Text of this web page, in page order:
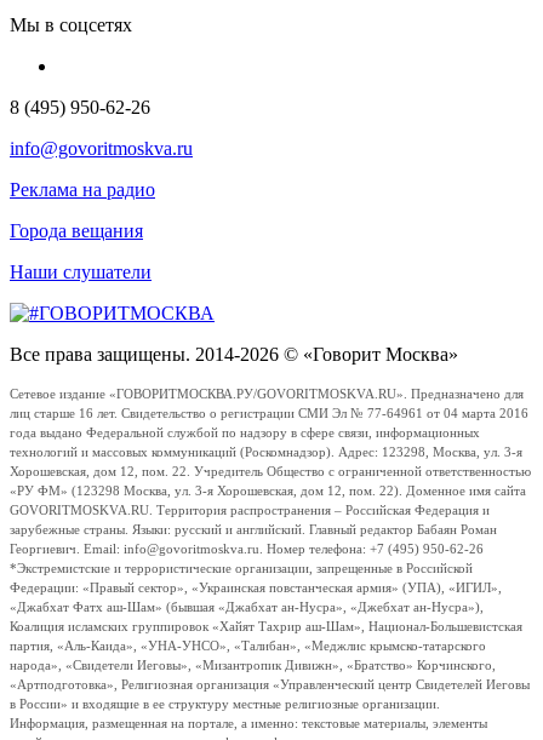
Мы в соцсетях
8 (495) 950-62-26
info@govoritmoskva.ru
Реклама на радио
Города вещания
Наши слушатели
Все права защищены. 2014-2026 © «Говорит Москва»
Сетевое издание «ГОВОРИТМОСКВА.РУ/GOVORITMOSKVA.RU». Предназначено для
лиц старше 16 лет. Свидетельство о регистрации СМИ Эл № 77-64961 от 04 марта 2016
года выдано Федеральной службой по надзору в сфере связи, информационных
технологий и массовых коммуникаций (Роскомнадзор). Адрес: 123298, Москва, ул. 3-я
Хорошевская, дом 12, пом. 22. Учредитель Общество с ограниченной ответственностью
«РУ ФМ» (123298 Москва, ул. 3-я Хорошевская, дом 12, пом. 22). Доменное имя сайта
GOVORITMOSKVA.RU. Территория распространения – Российская Федерация и
зарубежные страны. Языки: русский и английский. Главный редактор Бабаян Роман
Георгиевич. Email: info@govoritmoskva.ru. Номер телефона: +7 (495) 950-62-26
*Экстремистские и террористические организации, запрещенные в Российской
Федерации: «Правый сектор», «Украинская повстанческая армия» (УПА), «ИГИЛ»,
«Джабхат Фатх аш-Шам» (бывшая «Джабхат ан-Нусра», «Джебхат ан-Нусра»),
Коалиция исламских группировок «Хайят Тахрир аш-Шам», Национал-Большевистская
партия, «Аль-Каида», «УНА-УНСО», «Талибан», «Меджлис крымско-татарского
народа», «Свидетели Иеговы», «Мизантропик Дивижн», «Братство» Корчинского,
«Артподготовка», Религиозная организация «Управленческий центр Свидетелей Иеговы
в России» и входящие в ее структуру местные религиозные организации.
Информация, размещенная на портале, а именно: текстовые материалы, элементы